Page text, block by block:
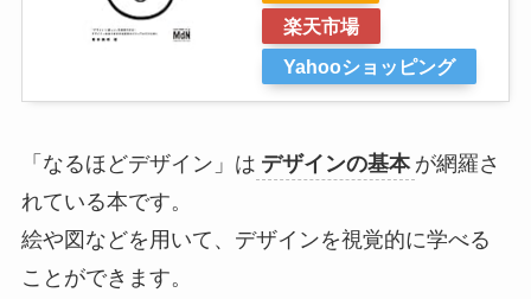
楽天市場
Yahooショッピング
「なるほどデザイン」は デザインの基本 が網羅さ
れている本です。
絵や図などを用いて、デザインを視覚的に学べる
ことができます。